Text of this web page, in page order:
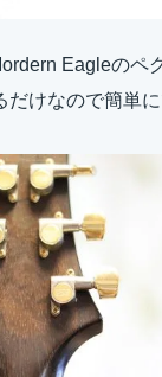
Eagleのペ
だけなので簡単